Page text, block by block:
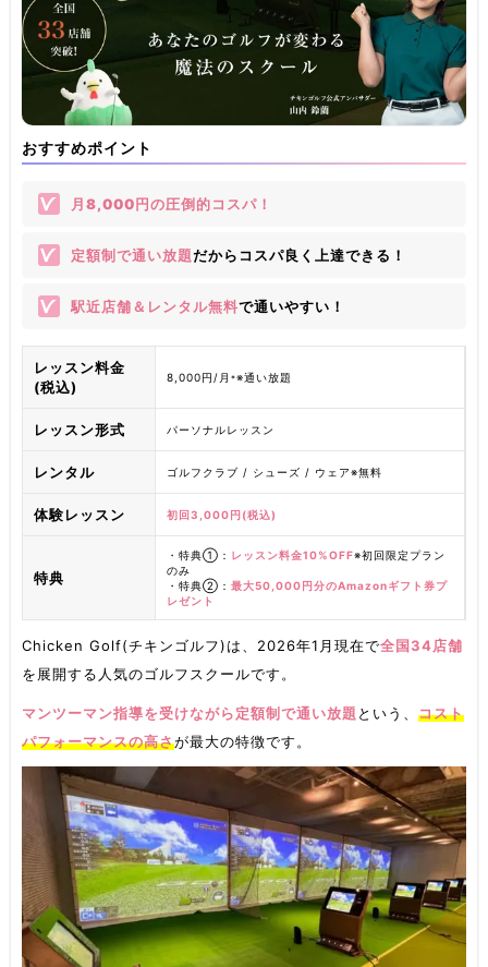
おすすめポイント
月8,000円の圧倒的コスパ ！
定額制で通い放題だからコスパ良く上達できる！
駅近店舗＆レンタル無料で通いやすい！
レッスン料金
(税込)
8,000円/月 *※通い放題
レッスン形式 パーソナルレッスン
レンタル ゴルフクラブ / シューズ / ウェア※無料
体験レッスン 初回3,000円(税込)
特典
・特典①： レッスン料金10%OFF※初回限定プラン
のみ
・特典②： 最大50,000円分のAmazonギフト券プ
レゼント
Chicken Golf(チキンゴルフ)は、2026年1月現在で全国34店舗
を展開する 人気のゴルフスクールです。
マンツーマン指導を受けながら定額制で通い放題 という、 コスト
パフォーマンスの高さが最大の特徴です。